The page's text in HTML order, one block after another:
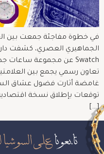
في خطوة مفاجئة جمعت بين
تعاون رسمي يجمع بين
غامضة أثارت فضول عشاق
[…]
تابعوناعلى